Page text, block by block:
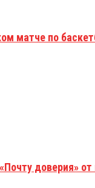
матче по
доверия»